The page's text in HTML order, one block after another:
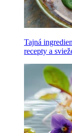
Tajná
recepty a